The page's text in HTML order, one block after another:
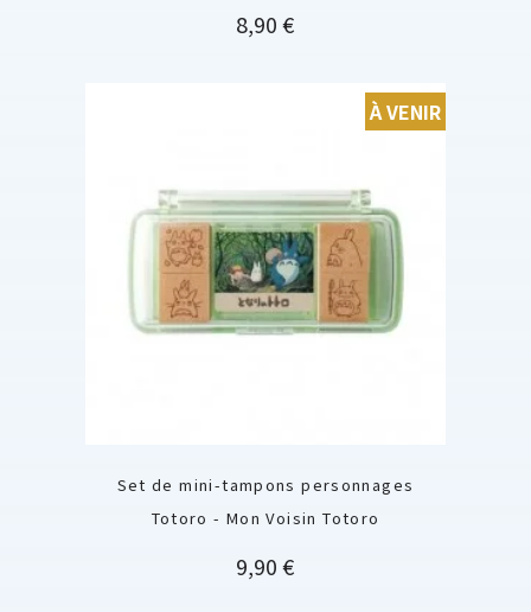
Prix
8,90 €
Set de mini-tampons personnages
Totoro - Mon Voisin Totoro
Prix
9,90 €
À VENIR